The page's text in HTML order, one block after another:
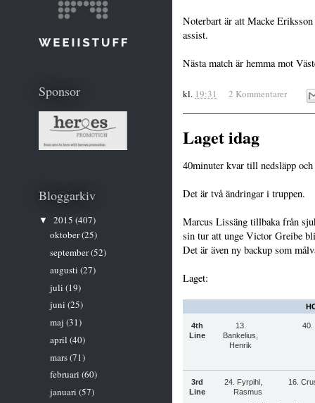
Noterbart är att Macke
assist.
Nästa match är hemma mot
kl. 19:31 2 Kommentarer
Laget idag
40minuter kvar till nedsläpp
Det är två ändringar i truppen.
Marcus Lissäng tillbaka från
sin tur att unge Victor Greibe
Det är även ny backup som
Laget:
4th
Line
13.
Bankelius,
Henrik
40.
3rd
Line
24. Fyrpihl,
Rasmus
16.
Sponsor
Bloggarkiv
▼ 2015 (407)
oktober(25)
september(52)
augusti (27)
juli (19)
juni (25)
maj (31)
april (40)
mars(71)
februari (60)
januari (57)